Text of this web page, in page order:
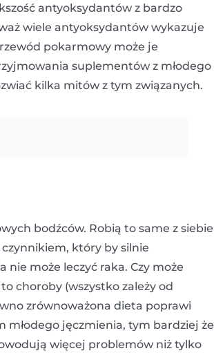
antyoksydantów z bardzo
wiele antyoksydantów wykazuje
pokarmowy może je
suplementów z młodego
kilka mitów z tym związanych.
bodźców. Robią to same z siebie
który by silnie
nie może leczyć raka. Czy może
choroby (wszystko zależy od
zrównoważona dieta poprawi
młodego jęczmienia, tym bardziej że
więcej problemów niż tylko